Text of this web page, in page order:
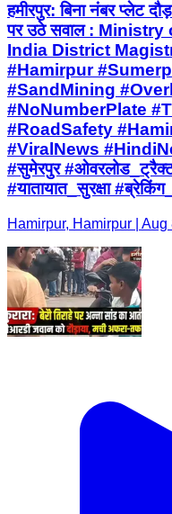
हमीरपुर: बिना नंबर प्लेट
पर उठे सवाल :
India District
#Hamirpur
#SandMining
#NoNumberPlate
#RoadSafety
#ViralNews
#सुमेरपुर
#यातायात_सुरक्षा
Hamirpur, Hamirpur | Aug